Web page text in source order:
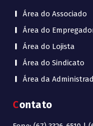
Área do Associado
Área do
Área do Lojista
Área do Sindicato
Área da
Contato